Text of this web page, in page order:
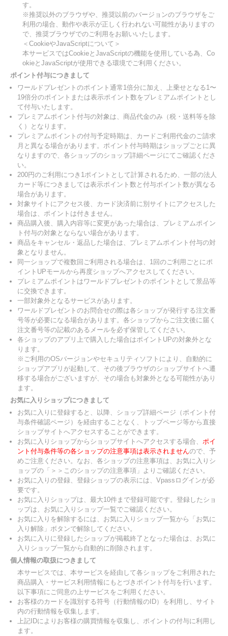
す。
※推奨以外のブラウザや、推奨以前のバージョンのブラウザをご
利用の場合、動作や表示が正しく行われない可能性がありますの
で、推奨ブラウザでのご利用をお願いいたします。
＜CookieやJavaScriptについて＞
本サービスではCookieとJavaScriptの機能を使用している為、Co
okieとJavaScriptが使用できる環境でご利用ください。
ポイント付与につきまして
ワールドプレゼントのポイント通常1倍分に加え、上乗せとなる1〜
19倍分のポイントまたは表示ポイント数をプレミアムポイントとし
て付与いたします。
プレミアムポイント付与の対象は、商品代金のみ（税・送料等を除
く）となります。
プレミアムポイントの付与予定時期は、カードご利用代金のご請求
月と異なる場合があります。ポイント付与時期はショップごとに異
なりますので、各ショップのショップ詳細ページにてご確認くださ
い。
200円のご利用につき1ポイントとして計算されるため、一部の法人
カード等につきましては表示ポイント数と付与ポイント数が異なる
場合があります。
対象サイトにアクセス後、カード決済前に別サイトにアクセスした
場合は、ポイントは付きません。
商品購入後、購入内容等に変更があった場合は、プレミアムポイン
ト付与の対象とならない場合があります。
商品をキャンセル・返品した場合は、プレミアムポイント付与の対
象となりません。
同一ショップで複数回ご利用される場合は、1回のご利用ごとにポ
イントUPモールから再度ショップへアクセスしてください。
プレミアムポイントはワールドプレゼントのポイントとして景品等
に交換できます。
一部対象外となるサービスがあります。
ワールドプレゼントのお問合せの際は各ショップが発行する注文番
号等が必要になる場合があります。各ショップからご注文後に届く
注文番号等の記載のあるメールを必ず保管してください。
各ショップのアプリ上で購入した場合はポイントUPの対象外とな
ります。
※ご利用のOSバージョンやセキュリティソフトにより、自動的に
ショップアプリが起動して、その後ブラウザのショップサイトへ遷
移する場合がございますが、その場合も対象外となる可能性があり
ます。
お気に入りショップにつきまして
お気に入りに登録すると、以降、ショップ詳細ページ（ポイント付
与条件確認ページ）を経由することなく、トップページ等から直接
ショップサイトへアクセスすることができます。
お気に入りショップからショップサイトへアクセスする場合、 ポイ
ント付与条件等の各ショップの注意事項は表示されませんので、予
めご注意ください。なお、各ショップの注意事項は、お気に入りシ
ョップの「＞＞このショップの注意事項」よりご確認ください。
お気に入りの登録、登録ショップの表示には、Vpassログインが必
要です。
お気に入りショップは、最大10件まで登録可能です。登録したショ
ップは、お気に入りショップ一覧でご確認ください。
お気に入りを解除するには、お気に入りショップ一覧から「お気に
入り解除」ボタンで解除してください。
お気に入りに登録したショップが掲載終了となった場合は、お気に
入りショップ一覧から自動的に削除されます。
個人情報の取扱につきまして
本サービスでは、本サービスを経由して各ショップをご利用された
商品購入・サービス利用情報にもとづきポイント付与を行います。
以下事項にご同意の上サービスをご利用ください。
お客様のカードを識別する符号（行動情報のID）を利用し、サイト
内の行動情報を収集します。
上記IDによりお客様の購買情報を収集し、ポイントの付与に利用し
ます。